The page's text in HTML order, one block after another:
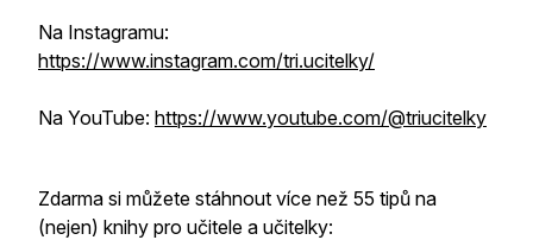
Na Instagramu:
https://www.instagram.com/tri.ucitelky/
Na YouTube: https://www.youtube.com/@triucitelky
Zdarma si můžete stáhnout více než 55 tipů na
(nejen) knihy pro učitele a učitelky: